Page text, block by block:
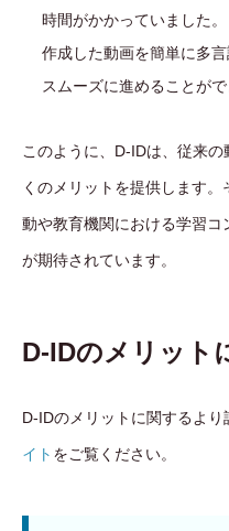
時間がかかっていました
作成した動画を簡単に多
スムーズに進めることがで
このように、D-IDは、従来
くのメリットを提供します
動や教育機関における学習コ
が期待されています。
D-IDのメリット
D-IDのメリットに関するより
イト をご覧ください。